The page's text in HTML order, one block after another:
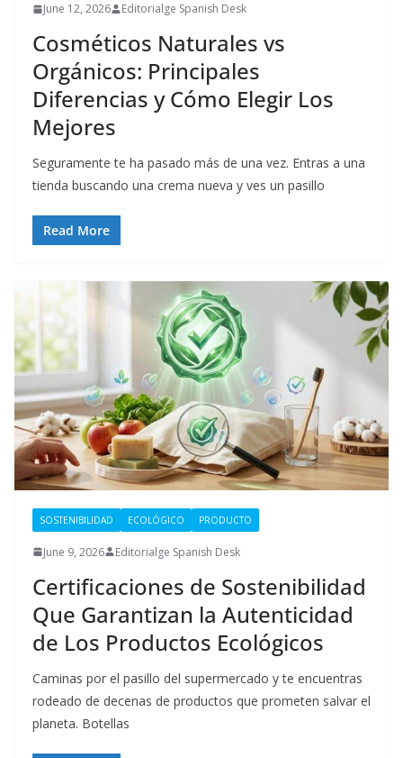
June 12, 2026 Editorialge Spanish Desk
Cosméticos Naturales vs
Orgánicos: Principales
Diferencias y Cómo Elegir Los
Mejores
Seguramente te ha pasado más de una vez. Entras a una
tienda buscando una crema nueva y ves un pasillo
Read More
SOSTENIBILIDAD ECOLÓGICO PRODUCTO
June 9, 2026 Editorialge Spanish Desk
Certificaciones de Sostenibilidad
Que Garantizan la Autenticidad
de Los Productos Ecológicos
Caminas por el pasillo del supermercado y te encuentras
rodeado de decenas de productos que prometen salvar el
planeta. Botellas